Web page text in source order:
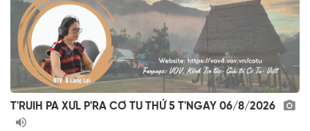
T'RUIH PA XƯL P'RA CƠ TU THỨ 5 T'NGAY 06/8/2026